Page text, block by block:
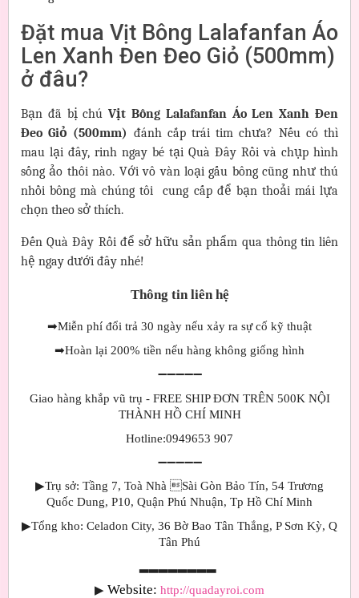
Đặt mua Vịt Bông Lalafanfan Áo
Len Xanh Đen Đeo Giỏ (500mm)
ở đâu?
Bạn đã bị chúVịt Bông Lalafanfan Áo Len Xanh Đen
Đeo Giỏ (500mm) đánh cắp trái tim chưa? Nếu có thì
mau lại đây, rinh ngay bé tại Quà Đây Rồi và chụp hình
sống ảo thôi nào. Với vô vàn loại gấu bông cũng như thú
nhồi bông mà chúng tôi cung cấp để bạn thoải mái lựa
chọn theo sở thích.
Đến Quà Đây Rồi để sở hữu sản phẩm qua thông tin liên
hệ ngay dưới đây nhé!
Thông tin liên hệ
➡Miễn phí đổi trả 30 ngày nếu xảy ra sự cố kỹ thuật
➡Hoàn lại 200% tiền nếu hàng không giống hình
➖➖➖➖➖
Giao hàng khắp vũ trụ - FREE SHIP ĐƠN TRÊN 500K NỘI
THÀNH HỒ CHÍ MINH
Hotline:0949653 907
➖➖➖➖➖
▶Trụ sở: Tầng 7, Toà Nhà Sài Gòn Bảo Tín, 54 Trương
Quốc Dung, P10, Quận Phú Nhuận, Tp Hồ Chí Minh
▶Tổng kho: Celadon City, 36 Bờ Bao Tân Thắng, P Sơn Kỳ, Q
Tân Phú
▶ Website: http://quadayroi.com